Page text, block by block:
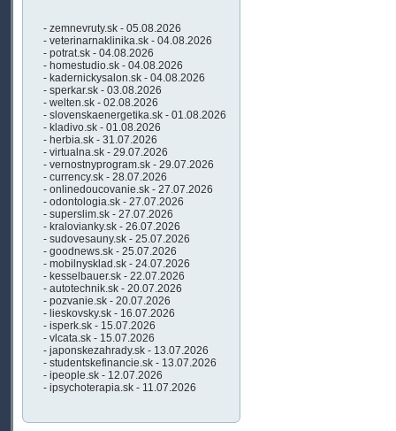
- zemnevruty.sk - 05.08.2026
- veterinarnaklinika.sk - 04.08.2026
- potrat.sk - 04.08.2026
- homestudio.sk - 04.08.2026
- kadernickysalon.sk - 04.08.2026
- sperkar.sk - 03.08.2026
- welten.sk - 02.08.2026
- slovenskaenergetika.sk - 01.08.2026
- kladivo.sk - 01.08.2026
- herbia.sk - 31.07.2026
- virtualna.sk - 29.07.2026
- vernostnyprogram.sk - 29.07.2026
- currency.sk - 28.07.2026
- onlinedoucovanie.sk - 27.07.2026
- odontologia.sk - 27.07.2026
- superslim.sk - 27.07.2026
- kralovianky.sk - 26.07.2026
- sudovesauny.sk - 25.07.2026
- goodnews.sk - 25.07.2026
- mobilnysklad.sk - 24.07.2026
- kesselbauer.sk - 22.07.2026
- autotechnik.sk - 20.07.2026
- pozvanie.sk - 20.07.2026
- lieskovsky.sk - 16.07.2026
- isperk.sk - 15.07.2026
- vlcata.sk - 15.07.2026
- japonskezahrady.sk - 13.07.2026
- studentskefinancie.sk - 13.07.2026
- ipeople.sk - 12.07.2026
- ipsychoterapia.sk - 11.07.2026